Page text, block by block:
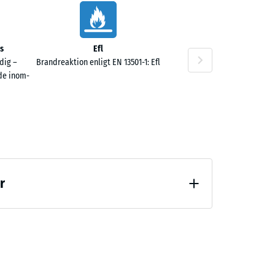
–
inom-
Efl
Brandreaktion enligt EN 13501-1: Efl